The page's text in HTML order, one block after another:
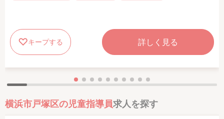
キープする 詳しく見る
横浜市戸塚区の児童指導員求人を探す